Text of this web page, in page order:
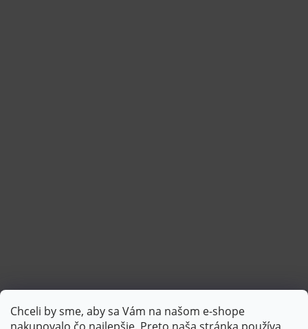
Chceli by sme, aby sa Vám na našom e-shope
Sledovať na Instagrame